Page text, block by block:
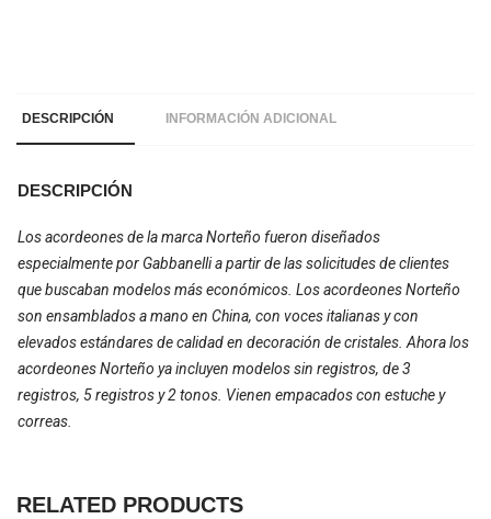
DESCRIPCIÓN INFORMACIÓN ADICIONAL
DESCRIPCIÓN
Los acordeones de la marca Norteño fueron diseñados
especialmente por Gabbanelli a partir de las solicitudes de clientes
que buscaban modelos más económicos. Los acordeones Norteño
son ensamblados a mano en China, con voces italianas y con
elevados estándares de calidad en decoración de cristales. Ahora los
acordeones Norteño ya incluyen modelos sin registros, de 3
registros, 5 registros y 2 tonos. Vienen empacados con estuche y
correas.
RELATED PRODUCTS